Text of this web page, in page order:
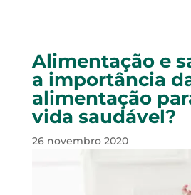
Alimentação e
a importância
alimentação
vida saudável?
26 novembro 2020